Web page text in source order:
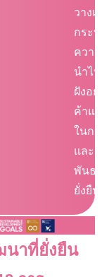
วางแ
กระบ
ความ
นำไป
ฝังอยู่
ค้าแล
ในกา
และเ
พันธกิ
ยั่งยืน
นาที่ยั่งยืน